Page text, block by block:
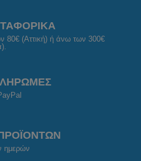
80€ (Αττική) ή άνω των 300€
ημερών